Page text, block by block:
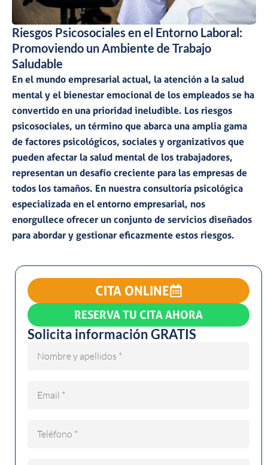
Riesgos Psicosociales en el Entorno Laboral:
Promoviendo un Ambiente de Trabajo
Saludable
En el mundo empresarial actual, la atención a la salud
mental y el bienestar emocional de los empleados se ha
convertido en una prioridad ineludible. Los riesgos
psicosociales, un término que abarca una amplia gama
de factores psicológicos, sociales y organizativos que
pueden afectar la salud mental de los trabajadores,
representan un desafío creciente para las empresas de
todos los tamaños. En nuestra consultoría psicológica
especializada en el entorno empresarial, nos
enorgullece ofrecer un conjunto de servicios diseñados
para abordar y gestionar eficazmente estos riesgos.
CITA ONLINE
RESERVA TU CITA AHORA
Solicita información GRATIS